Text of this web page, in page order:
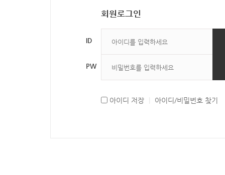
회원로그인
ID
PW
아이디 저장 아이디/비밀번호 찾기